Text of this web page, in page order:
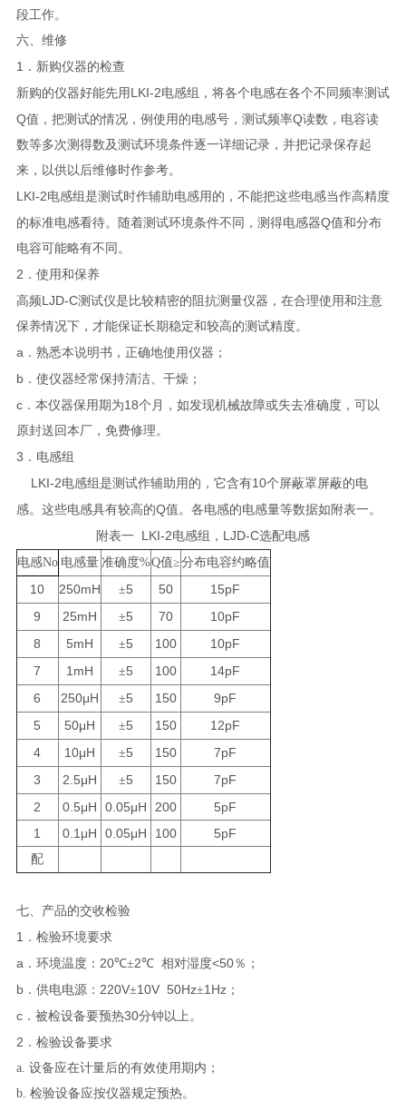
段工作。
六、维修
1 ．新购仪器的检查
新购的仪器好能先用 LKI-2电感组，将各个电感在各个不同频率测试
Q值，把测试的情况，例使用的电感号，测试频率Q读数，电容读
数等多次测得数及测试环境条件逐一详细记录，并把记录保存起
来，以供以后维修时作参考。
LKI-2电感组是测试时作辅助电感用的，不能把这些电感当作高精度
的标准电感看待。随着测试环境条件不同，测得电感器Q值和分布
电容可能略有不同。
2 ．使用和保养
高频LJD-C测试仪是比较精密的阻抗测量仪器，在合理使用和注意
保养情况下，才能保证长期稳定和较高的测试精度。
a ．熟悉本说明书，正确地使用仪器；
b．使仪器经常保持清洁、干燥；
c．本仪器保用期为18个月，如发现机械故障或失去准确度，可以
原封送回本厂，免费修理。
3 ．电感组
LKI-2电感组是测试作辅助用的，它含有10个屏蔽罩屏蔽的电
感。这些电感具有较高的Q值。各电感的电感量等数据如附表一。
附表一 LKI-2电感组， LJD-C选配电感
电感No 电感量 准确度%Q值≥分布电容约略值
10 250mH ±5 50
15pF
9
25mH ±5 70
10pF
8
5mH ±5 100
10pF
7
1mH ±5 100
14pF
6
250μH ±5 150
9pF
5
50μH ±5 150
12pF
4
10μH ±5 150
7pF
3
2.5μH ±5 150
7pF
2
0.5μH 0.05μH 200
5pF
1
0.1 μH 0.05μH 100 5pF
配
七、产品的交收检验
1 ．检验环境要求
a ．环境温度： 20℃±2℃ 相对湿度<50％；
b．供电电源： 220V±10V 50Hz±1Hz；
c．被检设备要预热30分钟以上。
2 ．检验设备要求
a. 设备应在计量后的有效使用期内；
b. 检验设备应按仪器规定预热。